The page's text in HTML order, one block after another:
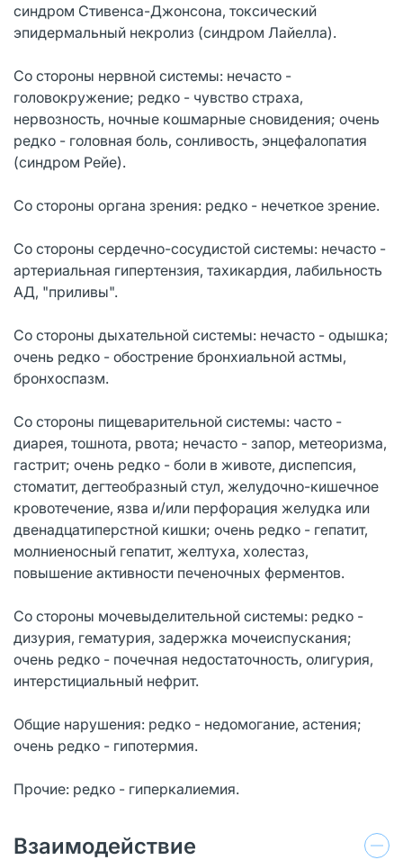
синдром Стивенса-Джонсона, токсический
эпидермальный некролиз (синдром Лайелла).
Со стороны нервной системы: нечасто -
головокружение; редко - чувство страха,
нервозность, ночные кошмарные сновидения; очень
редко - головная боль, сонливость, энцефалопатия
(синдром Рейе).
Со стороны органа зрения: редко - нечеткое зрение.
Со стороны сердечно-сосудистой системы: нечасто -
артериальная гипертензия, тахикардия, лабильность
АД, "приливы".
Со стороны дыхательной системы: нечасто - одышка;
очень редко - обострение бронхиальной астмы,
бронхоспазм.
Со стороны пищеварительной системы: часто -
диарея, тошнота, рвота; нечасто - запор, метеоризма,
гастрит; очень редко - боли в животе, диспепсия,
стоматит, дегтеобразный стул, желудочно-кишечное
кровотечение, язва и/или перфорация желудка или
двенадцатиперстной кишки; очень редко - гепатит,
молниеносный гепатит, желтуха, холестаз,
повышение активности печеночных ферментов.
Со стороны мочевыделительной системы: редко -
дизурия, гематурия, задержка мочеиспускания;
очень редко - почечная недостаточность, олигурия,
интерстициальный нефрит.
Общие нарушения: редко - недомогание, астения;
очень редко - гипотермия.
Прочие: редко - гиперкалиемия.
Взаимодействие